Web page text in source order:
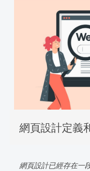
網頁設計定義
網頁設計已經存在一